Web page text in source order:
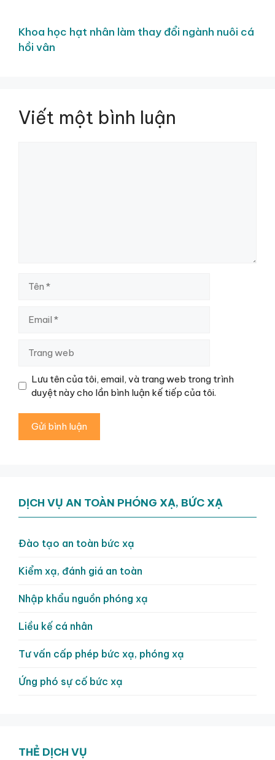
Khoa học hạt nhân làm thay đổi ngành nuôi cá
hồi vân
Viết một bình luận
web
Lưu tên của tôi, email, và trang web trong trình
duyệt này cho lần bình luận kế tiếp của tôi.
DỊCH VỤ AN TOÀN PHÓNG XẠ, BỨC XẠ
Đào tạo an toàn bức xạ
Kiểm xạ, đánh giá an toàn
Nhập khẩu nguồn phóng xạ
Liều kế cá nhân
Tư vấn cấp phép bức xạ, phóng xạ
Ứng phó sự cố bức xạ
THẺ DỊCH VỤ